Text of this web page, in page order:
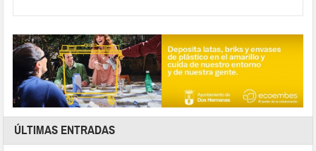
ÚLTIMAS ENTRADAS